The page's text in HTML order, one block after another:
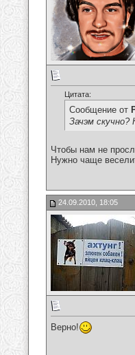
Цитата:
Сообщение от
Зачэм скучно?
Чтобы нам не
Нужно чаще
24.09.2010, 18:05
Верно!